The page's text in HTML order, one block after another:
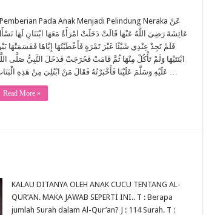
Pemberian Pada Anak Menjadi Pelindung Neraka عَنْ
عَائِشَةَ رَضِيَ اللَّهُ عَنْهَا قَالَتْ دَخَلَتْ امْرَأَةٌ مَعَهَا ابْنَتَانِ لَهَا
فَلَمْ تَجِدْ عِنْدِي شَيْئًا غَيْرَ تَمْرَةٍ فَأَعْطَيْتُهَا إِيَّاهَا فَقَسَمَتْهَا
ابْنَتَيْهَا وَلَمْ تَأْكُلْ مِنْهَا ثُمَّ قَامَتْ فَخَرَجَتْ فَدَخَلَ النَّبِيُّ صَلَّى
عَلَيْهِ وَسَلَّمَ عَلَيْنَا فَأَخْبَرْتُهُ فَقَالَ مَنْ ابْتُلِيَ مِنْ هَذِهِ الْبَنَاتِ …
Read More »
KALAU DITANYA OLEH ANAK CUCU TENTANG AL-
QUR’AN. MAKA JAWAB SEPERTI INI.. T : Berapa
jumlah Surah dalam Al-Qur’an? J : 114 Surah. T :